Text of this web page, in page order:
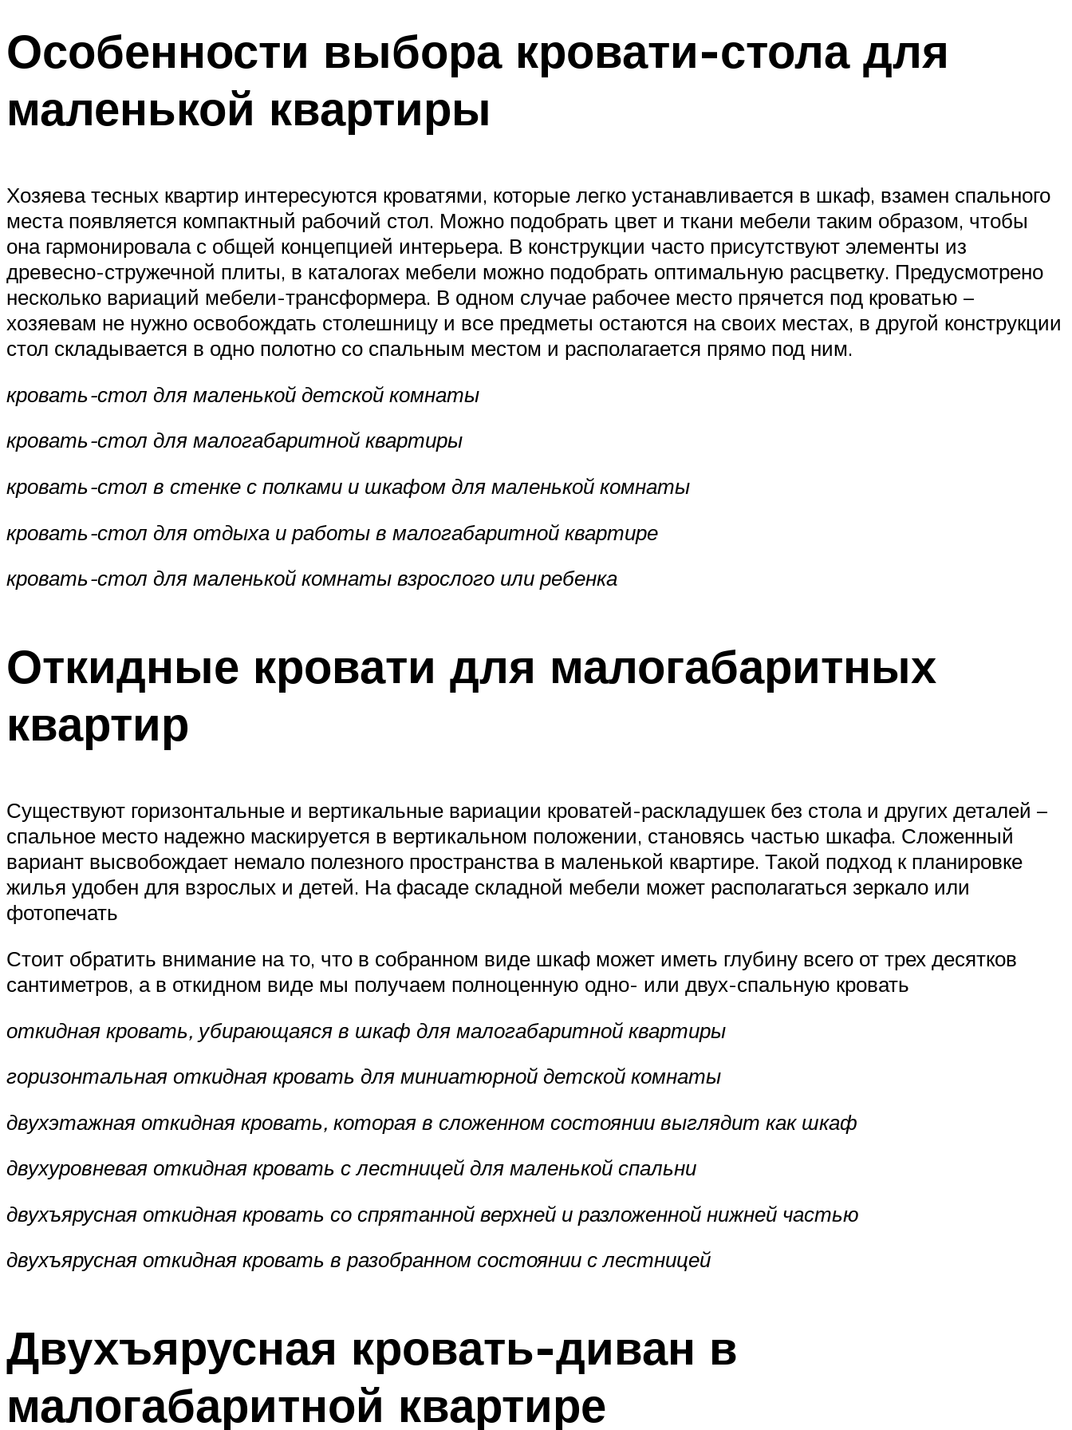
Особенности выбора кровати-стола для
маленькой квартиры
Хозяева тесных квартир интересуются кроватями, которые легко устанавливается в шкаф, взамен спального
места появляется компактный рабочий стол. Можно подобрать цвет и ткани мебели таким образом, чтобы
она гармонировала с общей концепцией интерьера. В конструкции часто присутствуют элементы из
древесно-стружечной плиты, в каталогах мебели можно подобрать оптимальную расцветку. Предусмотрено
несколько вариаций мебели-трансформера. В одном случае рабочее место прячется под кроватью –
хозяевам не нужно освобождать столешницу и все предметы остаются на своих местах, в другой конструкции
стол складывается в одно полотно со спальным местом и располагается прямо под ним.
кровать-стол для маленькой детской комнаты
кровать-стол для малогабаритной квартиры
кровать-стол в стенке с полками и шкафом для маленькой комнаты
кровать-стол для отдыха и работы в малогабаритной квартире
кровать-стол для маленькой комнаты взрослого или ребенка
Откидные кровати для малогабаритных
квартир
Существуют горизонтальные и вертикальные вариации кроватей-раскладушек без стола и других деталей –
спальное место надежно маскируется в вертикальном положении, становясь частью шкафа. Сложенный
вариант высвобождает немало полезного пространства в маленькой квартире. Такой подход к планировке
жилья удобен для взрослых и детей. На фасаде складной мебели может располагаться зеркало или
фотопечать
Стоит обратить внимание на то, что в собранном виде шкаф может иметь глубину всего от трех десятков
сантиметров, а в откидном виде мы получаем полноценную одно- или двух-спальную кровать
откидная кровать, убирающаяся в шкаф для малогабаритной квартиры
горизонтальная откидная кровать для миниатюрной детской комнаты
двухэтажная откидная кровать, которая в сложенном состоянии выглядит как шкаф
двухуровневая откидная кровать с лестницей для маленькой спальни
двухъярусная откидная кровать со спрятанной верхней и разложенной нижней частью
двухъярусная откидная кровать в разобранном состоянии с лестницей
Двухъярусная кровать-диван в
малогабаритной квартире